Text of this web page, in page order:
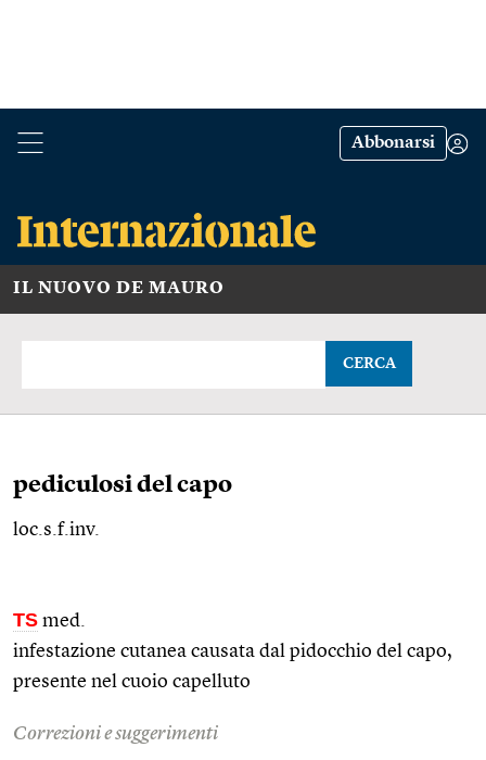
Abbonarsi
IL NUOVO DE MAURO
CERCA
pediculosi del capo
loc.s.f.inv.
TS med.
infestazione cutanea causata dal pidocchio del capo,
presente nel cuoio capelluto
Correzioni e suggerimenti